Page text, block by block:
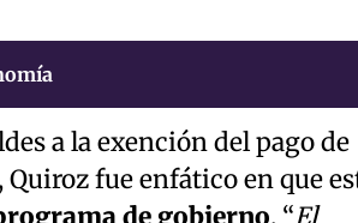
a la exención del pago de
fue enfático en que
de gobierno. “El